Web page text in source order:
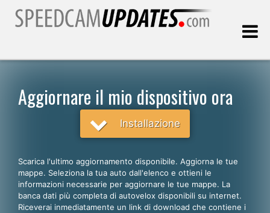
Italiano
English
Aggiornare il mio dispositivo ora
Installazione
Scarica l'ultimo aggiornamento disponibile. Aggiorna le tue
mappe. Seleziona la tua auto dall'elenco e ottieni le
informazioni necessarie per aggiornare le tue mappe. La
banca dati più completa di autovelox disponibili su internet.
Riceverai inmediatamente un link di download che contiene i